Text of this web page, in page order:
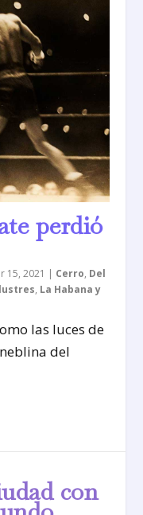
perdió
15, 2021 | Cerro, Del
, La Habana y
las luces de
del
con